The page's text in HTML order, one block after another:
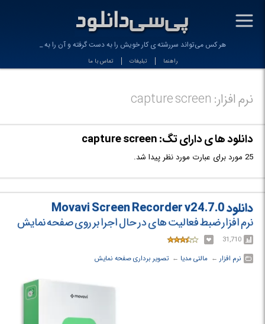
-
هر كس می‌تواند سررشته ی كار خویش را به دست گرفته و آن را به مسیر
راهنما تبلیغات تماس با ما
نرم افزار: capture screen
دانلود ها ی دارای تگ: capture screen
25 مورد برای عبارت مورد نظر پیدا شد.
دانلود Movavi Screen Recorder v24.7.0
نرم افزار ضبط فعالیت های در حال اجرا بر روی صفحه نمایش
31,710
نرم افزار ← ‏ مالتی مدیا ← ‏تصویر برداری صفحه نمایش